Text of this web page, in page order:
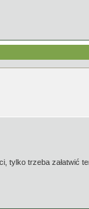
tylko trzeba załatwić